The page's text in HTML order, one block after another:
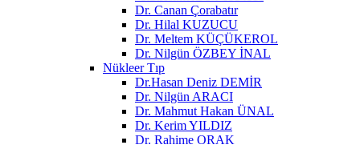
Dr. Canan Çorabatır
Dr. Hilal KUZUCU
Dr. Meltem KÜÇÜKEROL
Dr. Nilgün ÖZBEY İNAL
Nükleer Tıp
Dr.Hasan Deniz DEMİR
Dr. Nilgün ARACI
Dr. Mahmut Hakan ÜNAL
Dr. Kerim YILDIZ
Dr. Rahime ORAK